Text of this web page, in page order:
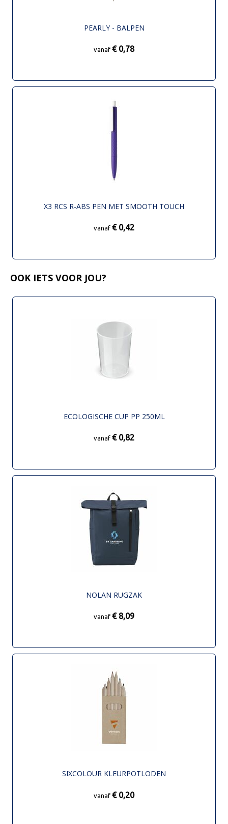
PEARLY - BALPEN
vanaf € 0,78
X3 RCS R-ABS PEN MET SMOOTH TOUCH
vanaf € 0,42
OOK IETS VOOR JOU?
ECOLOGISCHE CUP PP 250ML
vanaf € 0,82
NOLAN RUGZAK
vanaf € 8,09
SIXCOLOUR KLEURPOTLODEN
vanaf € 0,20